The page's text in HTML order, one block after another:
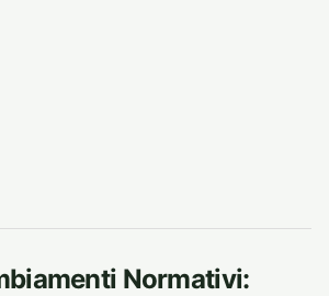
Normativi: